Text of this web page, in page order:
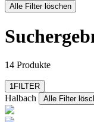
[e] one
3M
mehr anzeigen
Alle Filter löschen
14 Produkte
1FILTER
Halbach Alle Filter